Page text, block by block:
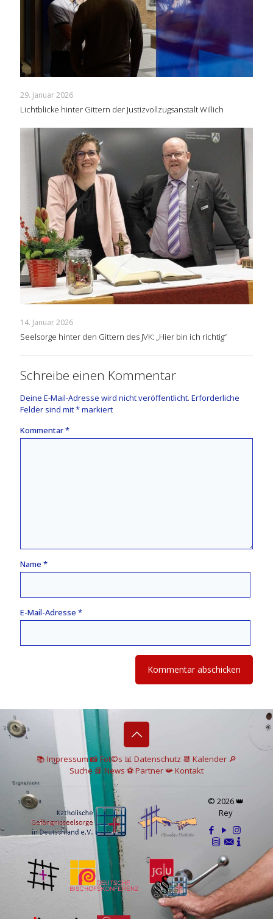
29. Januar 2026
Lichtblicke hinter Gittern der Justizvollzugsanstalt Willich
14. Januar 2026
Seelsorge hinter den Gittern des JVK: „Hier bin ich richtig“
Schreibe einen Kommentar
Deine E-Mail-Adresse wird nicht veröffentlicht. Erforderliche
Felder sind mit*markiert
Kommentar*
Name *
E-Mail-Adresse *
📚 Impressum📸Fot©s 📊 Datenschutz 📆 Kalender 🔎
Suche 📘 News ⚽Partner📯Kontakt
© 2026 👑
Rey